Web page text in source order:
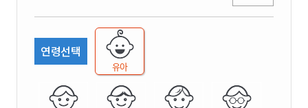
연령선택
유아